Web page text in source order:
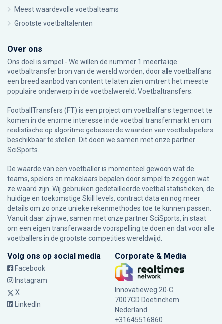
Meest waardevolle voetbalteams
Grootste voetbaltalenten
Over ons
Ons doel is simpel - We willen de nummer 1 meertalige
voetbaltransfer bron van de wereld worden, door alle voetbalfans
een breed aanbod van content te laten zien omtrent het meeste
populaire onderwerp in de voetbalwereld: Voetbaltransfers.
FootballTransfers (FT) is een project om voetbalfans tegemoet te
komen in de enorme interesse in de voetbal transfermarkt en om
realistische op algoritme gebaseerde waarden van voetbalspelers
beschikbaar te stellen. Dit doen we samen met onze partner
SciSports
De waarde van een voetballer is momenteel gewoon wat de
teams, spelers en makelaars bepalen door simpel te zeggen wat
ze waard zijn. Wij gebruiken gedetailleerde voetbal statistieken, de
huidige en toekomstige Skill levels, contract data en nog meer
details om zo onze unieke rekenmethodes toe te kunnen passen.
Vanuit daar zijn we, samen met onze partner SciSports, in staat
om een eigen transferwaarde voorspelling te doen en dat voor alle
voetballers in de grootste competities wereldwijd.
Volg ons op social media
Facebook
Instagram
X
LinkedIn
Corporate & Media
Innovatieweg 20-C
7007CD Doetinchem
Nederland
+31645516860